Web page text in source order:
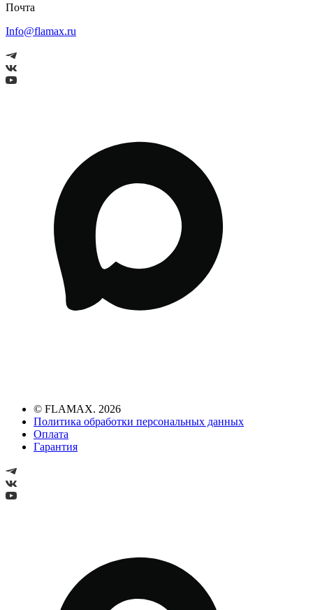
Почта
Info@flamax.ru
© FLAMAX. 2026
Политика обработки персональных данных
Оплата
Гарантия